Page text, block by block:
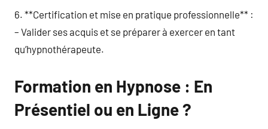
6. **Certification et mise en pratique professionnelle** :
– Valider ses acquis et se préparer à exercer en tant
qu’hypnothérapeute.
Formation en Hypnose : En
Présentiel ou en Ligne ?